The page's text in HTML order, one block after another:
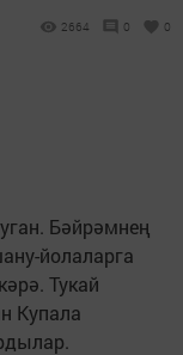
2664 0 0
Бәйрәмнең
йолаларга
Тукай
Купала